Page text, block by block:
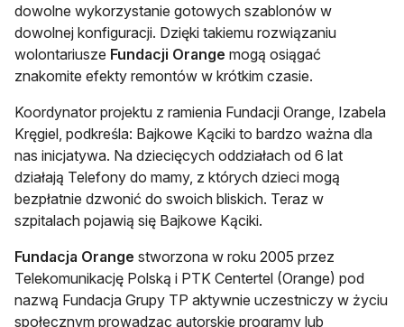
dowolne wykorzystanie gotowych szablonów w
dowolnej konfiguracji. Dzięki takiemu rozwiązaniu
wolontariusze Fundacji Orange mogą osiągać
znakomite efekty remontów w krótkim czasie.
Koordynator projektu z ramienia Fundacji Orange, Izabela
Kręgiel, podkreśla: Bajkowe Kąciki to bardzo ważna dla
nas inicjatywa. Na dziecięcych oddziałach od 6 lat
działają Telefony do mamy, z których dzieci mogą
bezpłatnie dzwonić do swoich bliskich. Teraz w
szpitalach pojawią się Bajkowe Kąciki.
Fundacja Orange stworzona w roku 2005 przez
Telekomunikację Polską i PTK Centertel (Orange) pod
nazwą Fundacja Grupy TP aktywnie uczestniczy w życiu
społecznym prowadząc autorskie programy lub